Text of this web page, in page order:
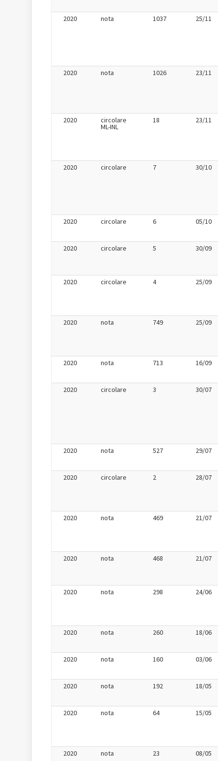
2020 nota 1037 25/11
2020 nota 1026 23/11
2020 circolare
ML-INL
18 23/11
2020 circolare 7 30/10
2020 circolare 6 05/10
2020 circolare 5 30/09
2020 circolare 4 25/09
2020 nota 749 25/09
2020 nota 713 16/09
2020 circolare 3 30/07
2020 nota 527 29/07
2020 circolare 2 28/07
2020 nota 469 21/07
2020 nota 468 21/07
2020 nota 298 24/06
2020 nota 260 18/06
2020 nota 160 03/06
2020 nota 192 18/05
2020 nota 64 15/05
2020 nota 23 08/05